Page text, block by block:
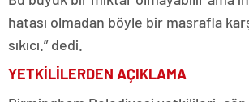
hatası olmadan böyle bir masrafla
sıkıcı.” dedi.
YETKİLİLERDEN AÇIKLAMA